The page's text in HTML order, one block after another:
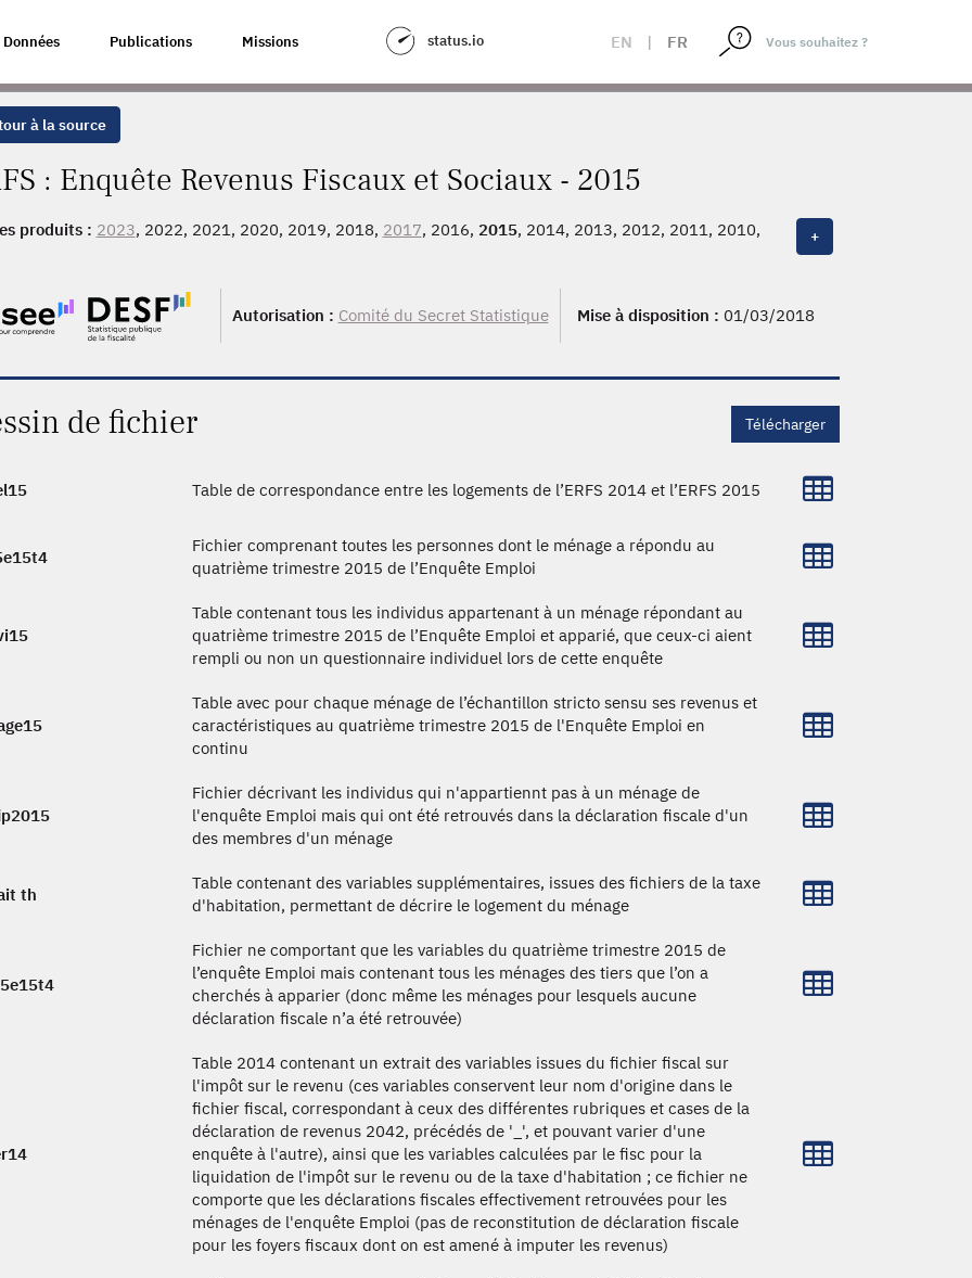
Données Publications Missions status.io EN | FR
à la source
: Enquête Revenus Fiscaux et Sociaux - 2015
produits : 2023, 2022, 2021, 2020, 2019, 2018, 2017, 2016, 2015, 2014, 2013, 2012, 2011, 2010,
+
Autorisation : Comité du Secret Statistique Mise à disposition : 01/03/2018
de fichier Télécharger
Table de correspondance entre les logements de l’ERFS 2014 et l’ERFS 2015
Fichier comprenant toutes les personnes dont le ménage a répondu au
quatrième trimestre 2015 de l’Enquête Emploi
Table contenant tous les individus appartenant à un ménage répondant au
quatrième trimestre 2015 de l’Enquête Emploi et apparié, que ceux-ci aient
rempli ou non un questionnaire individuel lors de cette enquête
Table avec pour chaque ménage de l’échantillon stricto sensu ses revenus et
caractéristiques au quatrième trimestre 2015 de l'Enquête Emploi en
continu
Fichier décrivant les individus qui n'appartiennt pas à un ménage de
l'enquête Emploi mais qui ont été retrouvés dans la déclaration fiscale d'un
des membres d'un ménage
th
Table contenant des variables supplémentaires, issues des fichiers de la taxe
d'habitation, permettant de décrire le logement du ménage
Fichier ne comportant que les variables du quatrième trimestre 2015 de
l’enquête Emploi mais contenant tous les ménages des tiers que l’on a
cherchés à apparier (donc même les ménages pour lesquels aucune
déclaration fiscale n’a été retrouvée)
Table 2014 contenant un extrait des variables issues du fichier fiscal sur
l'impôt sur le revenu (ces variables conservent leur nom d'origine dans le
fichier fiscal, correspondant à ceux des différentes rubriques et cases de la
déclaration de revenus 2042, précédés de '_', et pouvant varier d'une
enquête à l'autre), ainsi que les variables calculées par le fisc pour la
liquidation de l'impôt sur le revenu ou de la taxe d'habitation ; ce fichier ne
comporte que les déclarations fiscales effectivement retrouvées pour les
ménages de l'enquête Emploi (pas de reconstitution de déclaration fiscale
pour les foyers fiscaux dont on est amené à imputer les revenus)